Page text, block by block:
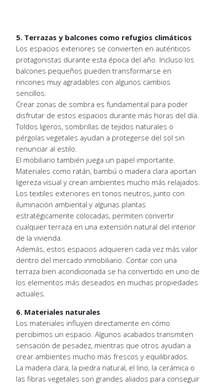
5. Terrazas y balcones como refugios climáticos
Los espacios exteriores se convierten en auténticos
protagonistas durante esta época del año. Incluso los
balcones pequeños pueden transformarse en
rincones muy agradables con algunos cambios
sencillos.
Crear zonas de sombra es fundamental para poder
disfrutar de estos espacios durante más horas del día.
Toldos ligeros, sombrillas de tejidos naturales o
pérgolas vegetales ayudan a protegerse del sol sin
renunciar al estilo.
El mobiliario también juega un papel importante.
Materiales como ratán, bambú o madera clara aportan
ligereza visual y crean ambientes mucho más relajados.
Los textiles exteriores en tonos neutros, junto con
iluminación ambiental y algunas plantas
estratégicamente colocadas, permiten convertir
cualquier terraza en una extensión natural del interior
de la vivienda.
Además, estos espacios adquieren cada vez más valor
dentro del mercado inmobiliario. Contar con una
terraza bien acondicionada se ha convertido en uno de
los elementos más deseados en muchas propiedades
actuales.
6. Materiales naturales
Los materiales influyen directamente en cómo
percibimos un espacio. Algunos acabados transmiten
sensación de pesadez, mientras que otros ayudan a
crear ambientes mucho más frescos y equilibrados.
La madera clara, la piedra natural, el lino, la cerámica o
las fibras vegetales son grandes aliados para conseguir